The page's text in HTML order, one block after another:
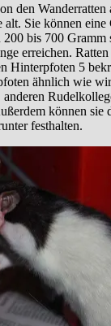
den
alt. Sie können
bis 700
erreichen. Ratten
Hinterpfoten 5
ähnlich wie
anderen
können sie
festhalten.